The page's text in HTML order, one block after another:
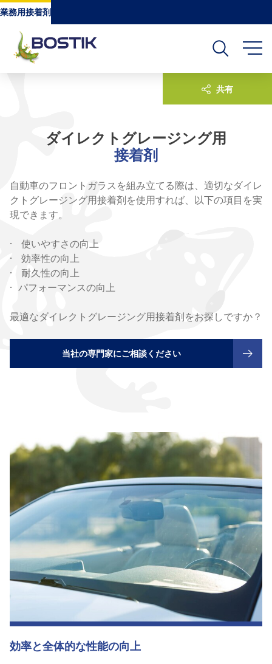
Go to content
業務用接着剤
ダイレクトグレージング用
接着剤
自動車のフロントガラスを組み立てる際は、適切なダイレ
クトグレージング用接着剤を使用すれば、以下の項目を実
現できます。
· 使いやすさの向上
· 効率性の向上
· 耐久性の向上
· パフォーマンスの向上
最適なダイレクトグレージング用接着剤をお探しですか？
当社の専門家にご相談ください
共有
効率と全体的な性能の向上